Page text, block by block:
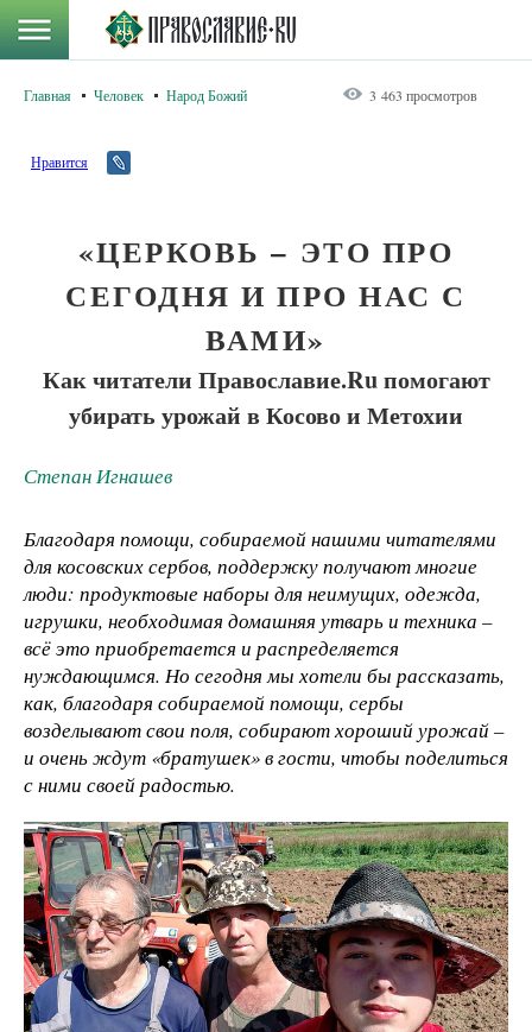
Главная Человек Народ Божий 3 463 просмотров
Нравится
«ЦЕРКОВЬ – ЭТО ПРО
СЕГОДНЯ И ПРО НАС С
ВАМИ»
Как читатели Православие.Ru помогают
убирать урожай в Косово и Метохии
Степан Игнашев
Благодаря помощи, собираемой нашими читателями
для косовских сербов, поддержку получают многие
люди: продуктовые наборы для неимущих, одежда,
игрушки, необходимая домашняя утварь и техника –
всё это приобретается и распределяется
нуждающимся. Но сегодня мы хотели бы рассказать,
как, благодаря собираемой помощи, сербы
возделывают свои поля, собирают хороший урожай–
и очень ждут «братушек» в гости, чтобы поделиться
с ними своей радостью.